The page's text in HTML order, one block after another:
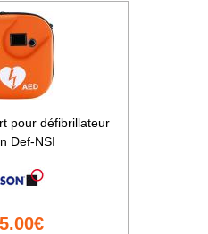
pour défibrillateur
Def-NSI